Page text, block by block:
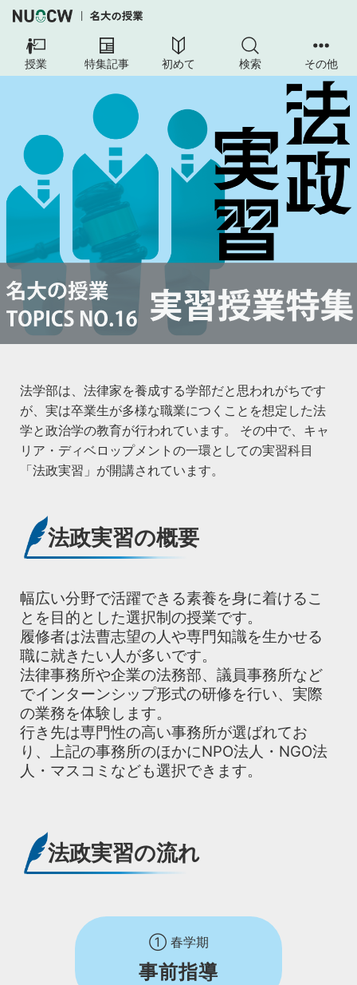
授業 特集記事 初めて 検索 その他
法学部は、法律家を養成する学部だと思われがちです
が、実は卒業生が多様な職業につくことを想定した法
学と政治学の教育が行われています。 その中で、キャ
リア・ディベロップメントの一環としての実習科目
「法政実習」が開講されています。
法政実習の概要
幅広い分野で活躍できる素養を身に着けるこ
とを目的とした選択制の授業です。
履修者は法曹志望の人や専門知識を生かせる
職に就きたい人が多いです。
法律事務所や企業の法務部、議員事務所など
でインターンシップ形式の研修を行い、実際
の業務を体験します。
行き先は専門性の高い事務所が選ばれてお
り、上記の事務所のほかにNPO法人・NGO法
人・マスコミなども選択できます。
法政実習の流れ
① 春学期
事前指導